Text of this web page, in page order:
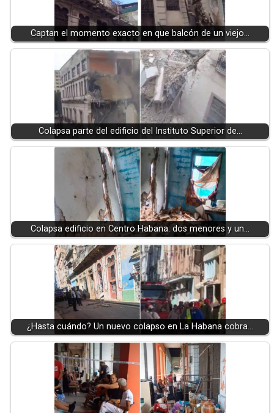
Captan el momento exacto en que balcón de un viejo…
Colapsa parte del edificio del Instituto Superior de…
Colapsa edificio en Centro Habana: dos menores y un…
¿Hasta cuándo? Un nuevo colapso en La Habana cobra…